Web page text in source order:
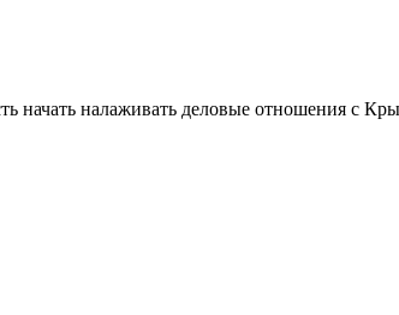
начать налаживать деловые отношения с